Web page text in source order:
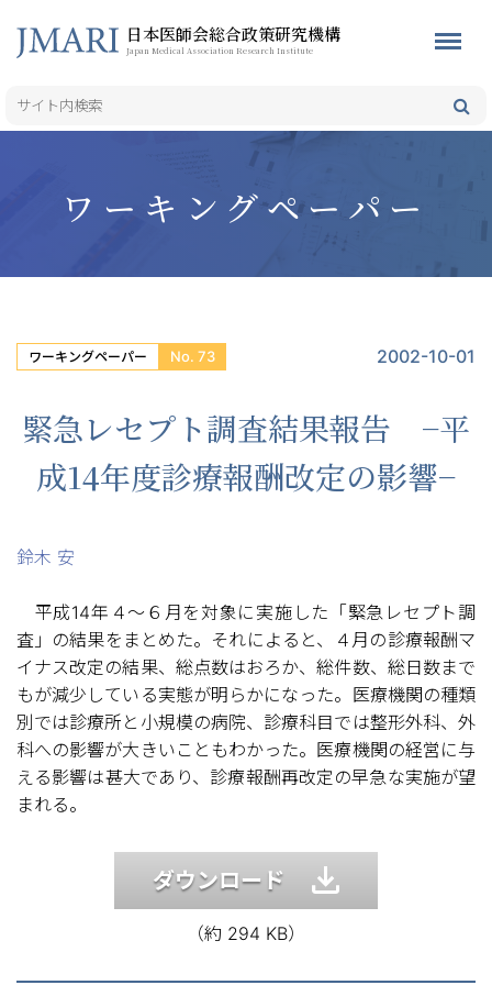
日本医師会総合政策研究機構
Japan Medical Association Research Institute
ワーキングペーパー
ワーキングペーパー No. 73 2002-10-01
緊急レセプト調査結果報告 −平
成14年度診療報酬改定の影響−
鈴木 安
平成14年４〜６月を対象に実施した「緊急レセプト調
査」の結果をまとめた。それによると、４月の診療報酬マ
イナス改定の結果、総点数はおろか、総件数、総日数まで
もが減少している実態が明らかになった。医療機関の種類
別では診療所と小規模の病院、診療科目では整形外科、外
科への影響が大きいこともわかった。医療機関の経営に与
える影響は甚大であり、診療報酬再改定の早急な実施が望
まれる。
ダウンロード
（約 294 KB）